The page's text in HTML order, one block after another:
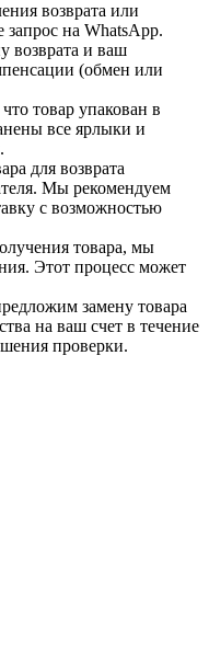
возврата или
запрос на WhatsApp.
возврата и ваш
(обмен или
товар упакован в
все ярлыки и
для возврата
Мы рекомендуем
с возможностью
товара, мы
Этот процесс может
замену товара
на ваш счет в течение
проверки.